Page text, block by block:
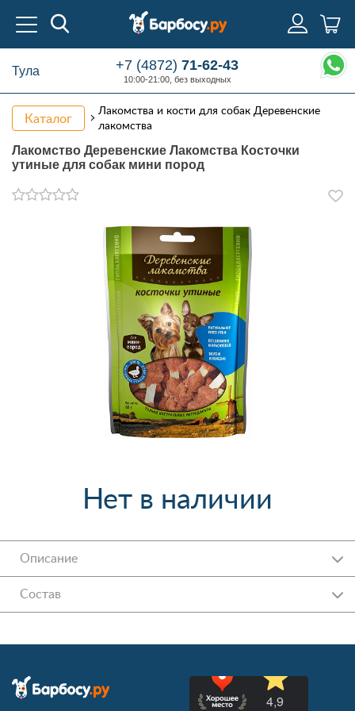
Тула +7 (4872)71-62-43
10:00-21:00, без выходных
Каталог
Лакомства и кости для собак Деревенские
лакомства
Лакомство Деревенские Лакомства Косточки
утиные для собак мини пород
Нет в наличии
Описание
Состав